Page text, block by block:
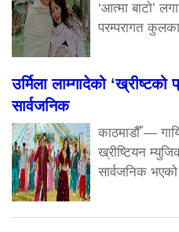
‘आत्मा बाटो’
परम्परागत कुलका
उर्मिला लाम्गादेको ‘ख्रीष्टको
सार्वजनिक
काठमाडौँ —
ख्रीष्टियन
सार्वजनिक